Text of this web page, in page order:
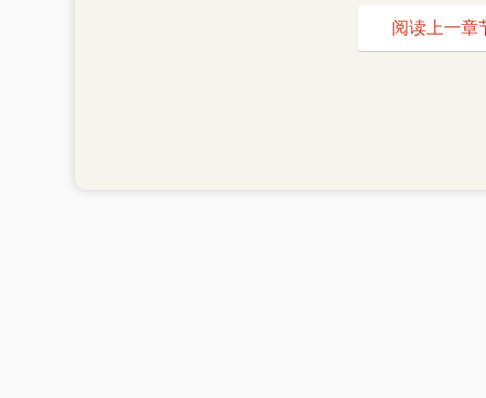
阅读上一章